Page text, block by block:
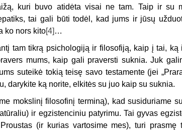
kuri buvo atidėta visai ne tam. Taip ir su
tai gali būti todėl, kad jums ir jūsų
ko nors kito[4] …
tam tikrą psichologiją ir filosofiją, kaip į tai, ką
mums, kaip gali praversti suknia. Juk
suteikė tokią teisę savo testamente (jei
darykite ką norite, elkitės su juo kaip su suknia.
mokslinį filosofinį terminą), kad susiduriame
ir egzistenciniu patyrimu. Tai gyvas
(ir kurias vartosime mes), turi prasmę